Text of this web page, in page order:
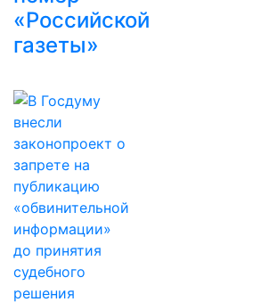
«Российской
газеты»